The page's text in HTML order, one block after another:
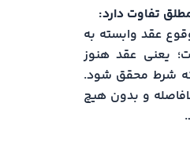
تفاوت دارد:
عقد وابسته به
یعنی عقد هنوز
شرط محقق شود.
و بدون هیچ